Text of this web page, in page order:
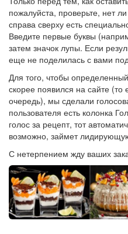
пожалуйста, проверьте, нет
справа сверху есть
Введите первые буквы
затем значок лупы. Если
еще не поделилась с вами
Для того, чтобы
скорее появился на сайте (то
очередь), мы сделали
пользователя есть колонка
голос за рецепт, тот
возможно, займет
С нетерпением жду ваших